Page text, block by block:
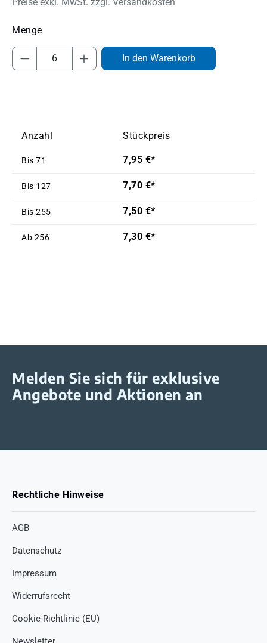
Produkt Anzahl: Gib den gewünschten
In den Warenkorb
Anzahl Stückpreis
Bis 71 7,95 €*
Bis 127 7,70 €*
Bis 255 7,50 €*
Ab 256 7,30 €*
Melden Sie sich für exklusive
Angebote und Aktionen an
Rechtliche Hinweise
AGB
Datenschutz
Impressum
Widerrufsrecht
Cookie-Richtlinie (EU)